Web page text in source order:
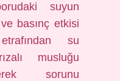
suyun
basınç etkisi
su
musluğu
sorunu